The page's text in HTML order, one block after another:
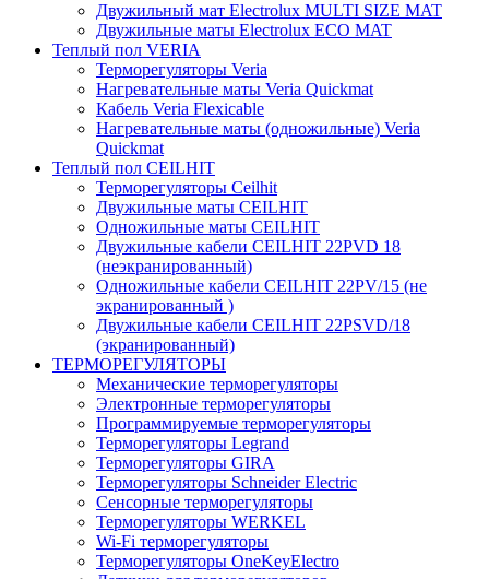
Двужильный мат Electrolux MULTI SIZE MAT
Двужильные маты Electrolux ECO MAT
Теплый пол VERIA
Терморегуляторы Veria
Нагревательные маты Veria Quickmat
Кабель Veria Flexicable
Нагревательные маты (одножильные) Veria
Quickmat
Теплый пол CEILHIT
Терморегуляторы Ceilhit
Двужильные маты CEILHIT
Одножильные маты CEILHIT
Двужильные кабели CEILHIT 22PVD 18
(неэкранированный)
Одножильные кабели CEILHIT 22PV/15 (не
экранированный )
Двужильные кабели CEILHIT 22PSVD/18
(экранированный)
ТЕРМОРЕГУЛЯТОРЫ
Механические терморегуляторы
Электронные терморегуляторы
Программируемые терморегуляторы
Терморегуляторы Legrand
Терморегуляторы GIRA
Терморегуляторы Schneider Electric
Сенсорные терморегуляторы
Терморегуляторы WERKEL
Wi-Fi терморегуляторы
Терморегуляторы OneKeyElectro